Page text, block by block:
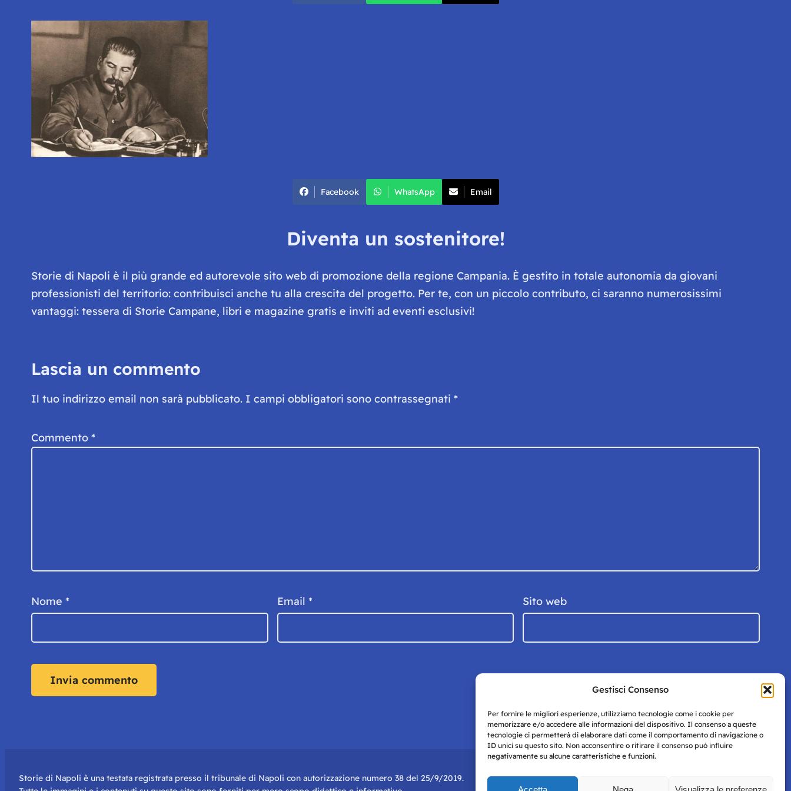
Gestisci Consenso
Per fornire le migliori esperienze, utilizziamo tecnologie come i cookie per
memorizzare e/o accedere alle informazioni del dispositivo. Il consenso a queste
tecnologie ci permetterà di elaborare dati come il comportamento di navigazione o
ID unici su questo sito. Non acconsentire o ritirare il consenso può influire
negativamente su alcune caratteristiche e funzioni.
Facebook WhatsApp Email
Diventa un sostenitore!
Storie di Napoli è il più grande ed autorevole sito web di promozione della regione Campania. È gestito in totale autonomia da giovani
professionisti del territorio: contribuisci anche tu alla crescita del progetto. Per te, con un piccolo contributo, ci saranno numerosissimi
vantaggi: tessera di Storie Campane, libri e magazine gratis e inviti ad eventi esclusivi!
Lascia un commento
Il tuo indirizzo email non sarà pubblicato. I campi obbligatori sono contrassegnati *
Commento *
Nome * Email * Sito web
Storie di Napoli è una testata registrata presso il tribunale di Napoli con autorizzazione numero 38 del 25/9/2019.